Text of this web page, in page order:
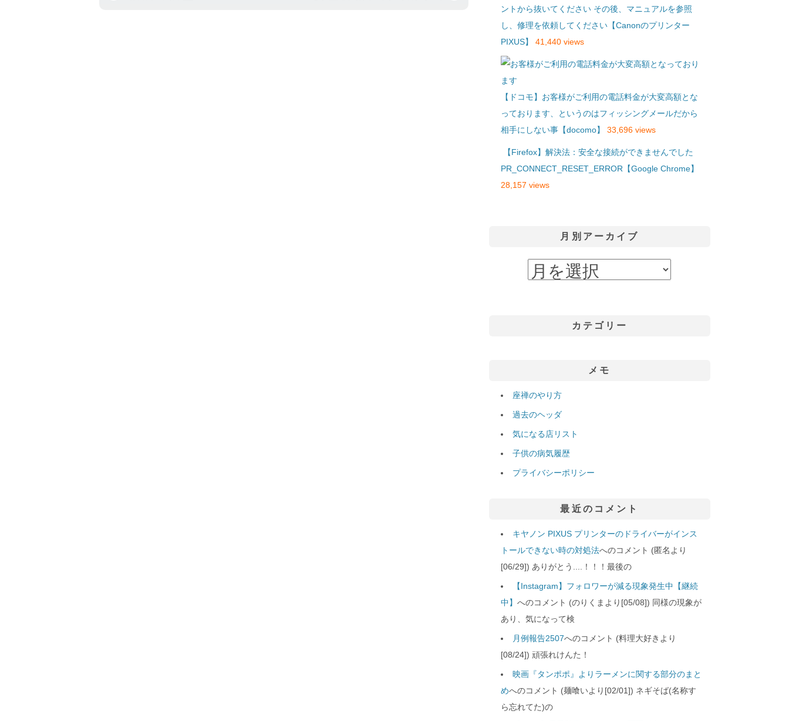
ントから抜いてください その後、マニュアルを参照
し、修理を依頼してください【Canonのプリンター
PIXUS】
41,440 views
【ドコモ】お客様がご利用の電話料金が大変高額とな
っております、というのはフィッシングメールだから
相手にしない事【docomo】
33,696 views
【Firefox】解決法：安全な接続ができませんでした
PR_CONNECT_RESET_ERROR【Google Chrome】
28,157 views
月別アーカイブ
カテゴリー
メモ
座禅のやり方
過去のヘッダ
気になる店リスト
子供の病気履歴
プライバシーポリシー
最近のコメント
キヤノン PIXUS プリンターのドライバーがインス
トールできない時の対処法へのコメント (匿名より
[06/29]) ありがとう....！！！最後の
【Instagram】フォロワーが減る現象発生中【継続
中】へのコメント (のりくまより[05/08]) 同様の現象が
あり、気になって検
月例報告2507へのコメント (料理大好きより
[08/24]) 頑張れけんた！
映画『タンポポ』よりラーメンに関する部分のまと
めへのコメント (麺喰いより[02/01]) ネギそば(名称す
ら忘れてた)の